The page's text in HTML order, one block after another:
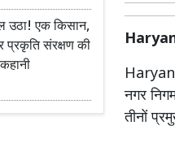
उठा! एक किसान,
संरक्षण की
नगर
तीनों